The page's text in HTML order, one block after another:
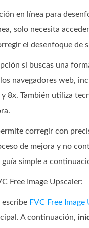
en línea para
solo necesita
el desenfoque de
si buscas una
navegadores web,
8x. También utiliza
corregir con
de mejora y no
simple a
Free Image Upscaler:
escribe FVC Free Image
A continuación,